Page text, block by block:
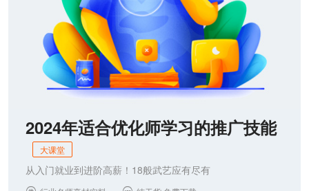
2024年适合优化师学习的推广技能
大课堂
从入门就业到进阶高薪！18般武艺应有尽有